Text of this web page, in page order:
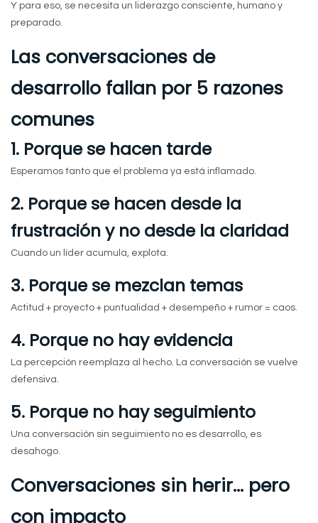
Y para eso, se necesita un liderazgo consciente, humano y
preparado.
Las conversaciones de
desarrollo fallan por 5 razones
comunes
1. Porque se hacen tarde
Esperamos tanto que el problema ya está inflamado.
2. Porque se hacen desde la
frustración y no desde la claridad
Cuando un líder acumula, explota.
3. Porque se mezclan temas
Actitud + proyecto + puntualidad + desempeño + rumor = caos.
4. Porque no hay evidencia
La percepción reemplaza al hecho. La conversación se vuelve
defensiva.
5. Porque no hay seguimiento
Una conversación sin seguimiento no es desarrollo, es
desahogo.
Conversaciones sin herir… pero
con impacto